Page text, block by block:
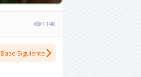
139K
Base Siguiente